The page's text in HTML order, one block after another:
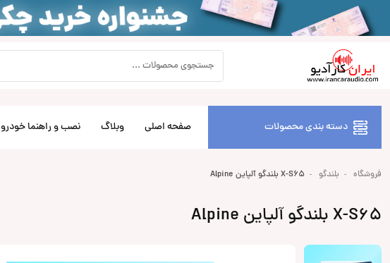
دسته بندی محصولات صفحه اصلی وبلاگ نصب و راهنما خودرو
فروشگاه بلندگو X-S65 بلندگو آلپاین Alpine
X-S65 بلندگو آلپاین Alpine